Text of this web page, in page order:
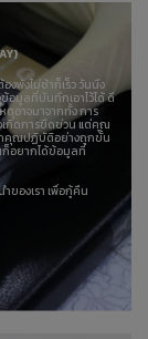
พังไม่ช้าก็เร็ว วันนึง
อมูลที่บันทึกเอาไว้ได้ ดี
ตุอาจมาจากทั้ง การ
งเกิดการขีดข่วน แต่คุณ
คุณปฏิบัติอย่างถูกขั้น
ก็อยากได้ข้อมูลที่
องเรา เพื่อกู้คืน